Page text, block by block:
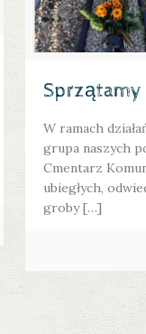
Sprzątamy
W ramach
grupa naszych
Cmentarz
ubiegłych,
groby […]